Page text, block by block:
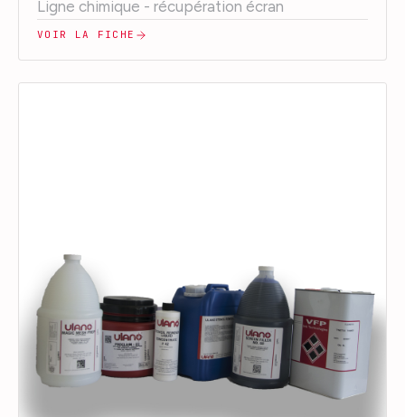
Ligne chimique - récupération écran
VOIR LA FICHE